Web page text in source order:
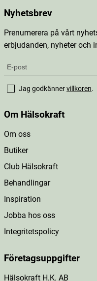
Nyhetsbrev
Prenumerera på vårt
erbjudanden, nyheter och
Jag godkännervillkoren.
Om Hälsokraft
Om oss
Butiker
Club Hälsokraft
Behandlingar
Inspiration
Jobba hos oss
Integritetspolicy
Företagsuppgifter
Hälsokraft H.K. AB